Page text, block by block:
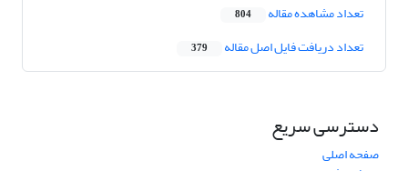
تعداد مشاهده مقاله 804
تعداد دریافت فایل اصل مقاله 379
دسترسی سریع
صفحه اصلی